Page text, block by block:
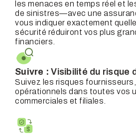
les menaces en temps réel et
de sinistres—avec une
vous indiquer exactement
sécurité réduiront vos plus
financiers.
Suivre : Visibilité du risque
Suivez les risques
opérationnels dans toutes vos
commerciales et filiales.